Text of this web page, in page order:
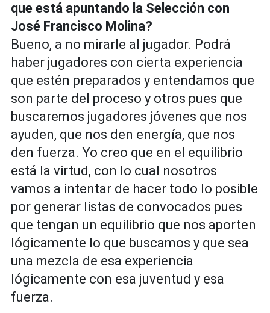
que está apuntando la Selección con
José Francisco Molina?
Bueno, a no mirarle al jugador. Podrá
haber jugadores con cierta experiencia
que estén preparados y entendamos que
son parte del proceso y otros pues que
buscaremos jugadores jóvenes que nos
ayuden, que nos den energía, que nos
den fuerza. Yo creo que en el equilibrio
está la virtud, con lo cual nosotros
vamos a intentar de hacer todo lo posible
por generar listas de convocados pues
que tengan un equilibrio que nos aporten
lógicamente lo que buscamos y que sea
una mezcla de esa experiencia
lógicamente con esa juventud y esa
fuerza.